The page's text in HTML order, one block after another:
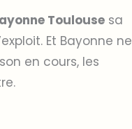
Toulousesa
Et Bayonne ne
en cours, les